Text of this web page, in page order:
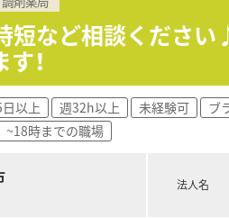
導・薬歴管理 等
50枚/日
徳島県下で最も多い店舗数の運営
業に積極的に努め、独自のノウ
ます。
て、15年及び25年勤務者を対象と
度を上げるため有給休暇取得推
つけ薬剤師などの取り組み強化に
メ〉
時短など相談くだ
！
以上 週32h以上 未経験可 ブ
~18時までの職場
法人名